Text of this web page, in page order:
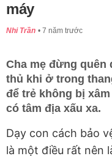
máy
Nhi Trần 7 năm trước
Cha mẹ đừng
thủ khi ở trong
để trẻ không bị
có tâm địa xấu xa.
Dạy con cách bảo
là một điều rất nên